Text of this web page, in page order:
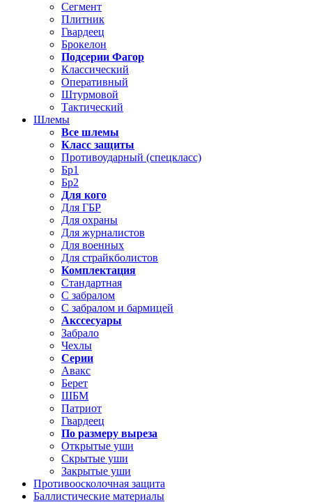
Сегмент
Плитник
Гвардеец
Брокелон
Подсерии Фагор
Классический
Оперативный
Штурмовой
Тактический
Шлемы
Все шлемы
Класс защиты
Противоударный (спецкласс)
Бр1
Бр2
Для кого
Для ГБР
Для охраны
Для журналистов
Для военных
Для страйкболистов
Комплектация
Стандартная
С забралом
С забралом и бармицей
Акссесуары
Забрало
Чехлы
Серии
Авакс
Берет
ШБМ
Патриот
Гвардеец
По размеру выреза
Открытые уши
Скрытые уши
Закрытые уши
Противоосколочная защита
Баллистические материалы